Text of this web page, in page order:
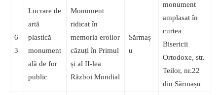
6
3
Lucrare de
artă
plastică
monument
ală de for
public
Monument
ridicat în
memoria eroilor
căzuți în Primul
și al II-lea
Război Mondial
Sărmaș
u
monument
amplasat în
curtea
Bisericii
Ortodoxe, str.
Teilor, nr.22
din Sărmașu